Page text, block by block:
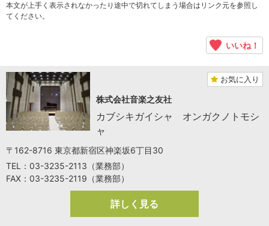
本文が上手く表示されなかったり途中で切れてしまう場合はリンク元を参照し
てください。
いいね！
お気に入り
株式会社音楽之友社
カブシキガイシャ オンガクノトモシ
ャ
〒162-8716 東京都新宿区神楽坂6丁目30
TEL：03-3235-2113（業務部）
FAX：03-3235-2119（業務部）
詳しく見る